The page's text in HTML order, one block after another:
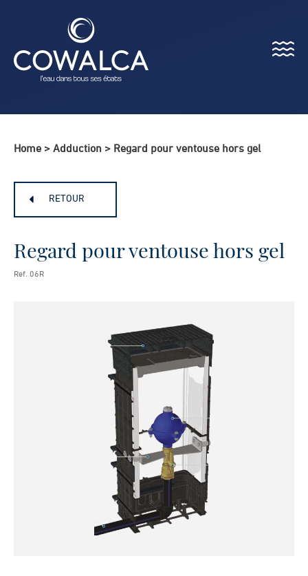
Menu
Home > Adduction > Regard pour ventouse hors gel
RETOUR
Regard pour ventouse hors gel
Ref. 06R